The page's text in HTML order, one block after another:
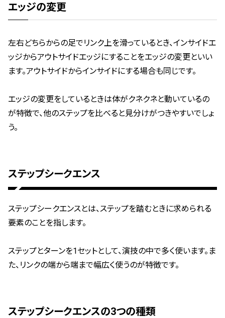
エッジの変更
左右どちらからの足でリンク上を滑っているとき、インサイドエ
ッジからアウトサイドエッジにすることをエッジの変更といい
ます。アウトサイドからインサイドにする場合も同じです。
エッジの変更をしているときは体がクネクネと動いているの
が特徴で、他のステップを比べると見分けがつきやすいでしょ
う。
ステップシークエンス
ステップシークエンスとは、ステップを踏むときに求められる
要素のことを指します。
ステップとターンを1セットとして、演技の中で多く使います。 ま
た、リンクの端から端まで幅広く使うのが特徴です。
ステップシークエンスの3つの種類